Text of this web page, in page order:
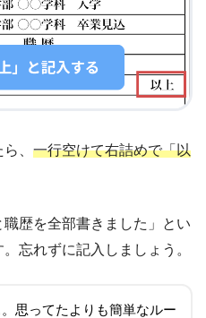
、 一行空けて右詰めで「以
職歴を全部書きました」とい
忘れずに記入しましょう。
思ってたよりも簡単なルー